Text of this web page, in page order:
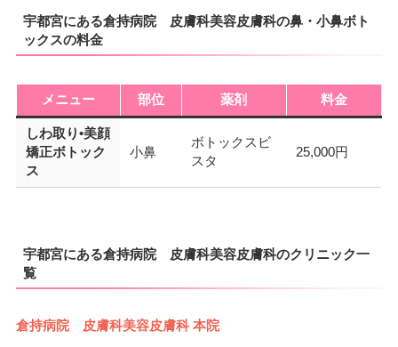
宇都宮にある倉持病院 皮膚科美容皮膚科の鼻・小鼻ボト
ックスの料金
メニュー 部位 薬剤 料金
しわ取り•美顔
矯正ボトック
ス
小鼻
ボトックスビ
スタ
25,000円
宇都宮にある倉持病院 皮膚科美容皮膚科のクリニック一
覧
倉持病院 皮膚科美容皮膚科 本院